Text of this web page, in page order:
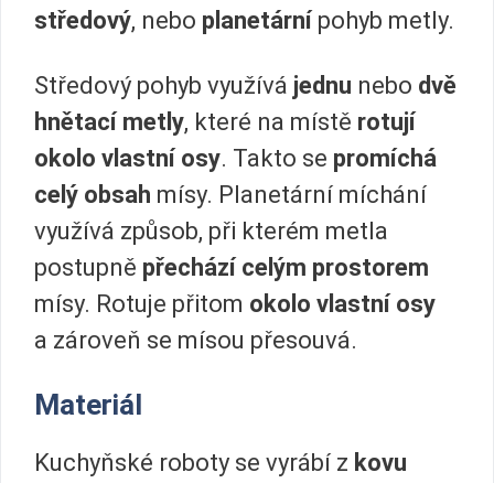
středový, nebo planetární pohyb metly.
Středový pohyb využívá jednu nebo dvě
hnětací metly, které na místě rotují
okolo vlastní osy. Takto se promíchá
celý obsah mísy. Planetární míchání
využívá způsob, při kterém metla
postupně přechází celým prostorem
mísy. Rotuje přitom okolo vlastní osy
a zároveň se mísou přesouvá.
Materiál
Kuchyňské roboty se vyrábí z kovu